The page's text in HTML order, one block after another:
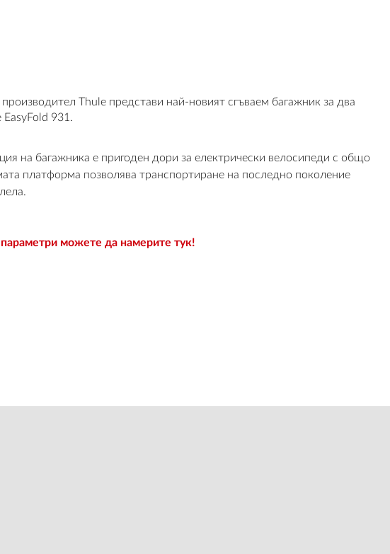
Thule представи най-новият сгъваем багажник за два
EasyFold 931.
на багажника е пригоден дори за електрически велосипеди с общо
платформа позволява транспортиране на последно поколение
можете да намерите тук!